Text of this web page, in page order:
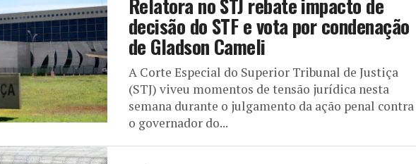
Relatora no STJ rebate impacto de
decisão do STF e vota por condenação
de Gladson Cameli
A Corte Especial do Superior Tribunal de Justiça
(STJ) viveu momentos de tensão jurídica nesta
semana durante o julgamento da ação penal contra
o governador do...